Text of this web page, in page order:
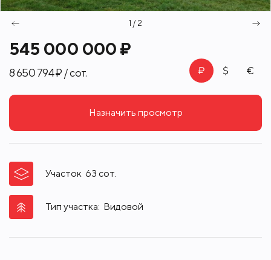
545 000 000 ₽
8 650 794 ₽ / сот.
1 / 2
Назначить просмотр
Участок 63 сот.
Тип участка: Видовой